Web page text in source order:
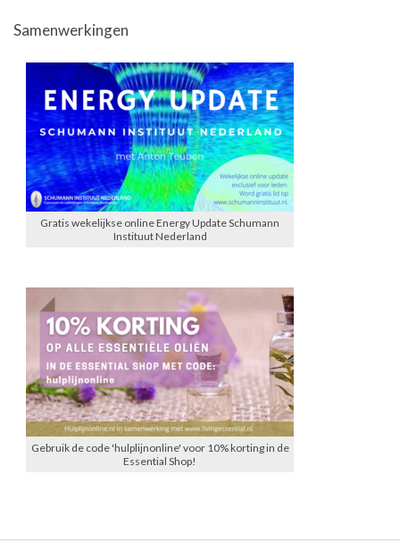
Samenwerkingen
Gratis wekelijkse online Energy Update Schumann
Instituut Nederland
Gebruik de code 'hulplijnonline' voor 10% korting in de
Essential Shop!